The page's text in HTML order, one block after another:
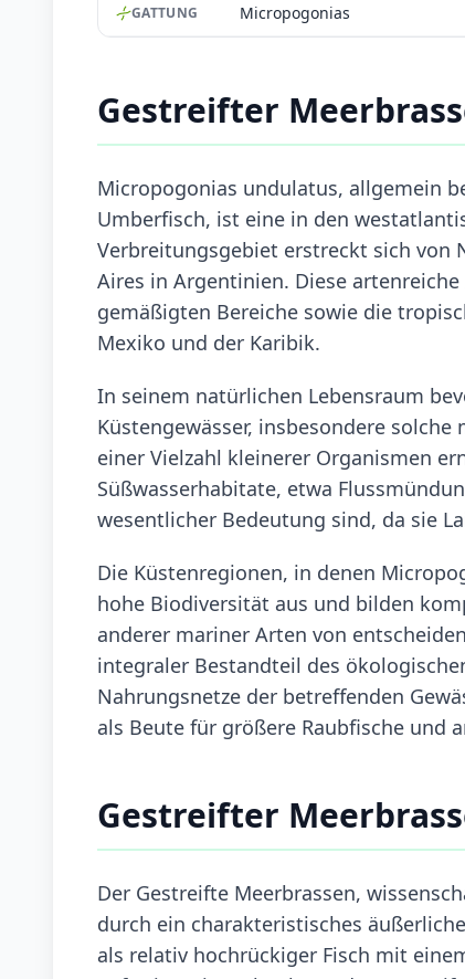
GATTUNG Micropogonias
Gestreifter
Micropogonias undulatus, allgemein
Umberfisch, ist eine in den
Verbreitungsgebiet erstreckt sich von
Aires in Argentinien. Diese
gemäßigten Bereiche sowie die
Mexiko und der Karibik.
In seinem natürlichen Lebensraum
Küstengewässer, insbesondere
einer Vielzahl kleinerer Organismen
Süßwasserhabitate, etwa
wesentlicher Bedeutung sind, da sie
Die Küstenregionen, in denen
hohe Biodiversität aus und bilden
anderer mariner Arten von
integraler Bestandteil des
Nahrungsnetze der betreffenden
als Beute für größere Raubfische und
Gestreifter
Der Gestreifte Meerbrassen,
durch ein charakteristisches
als relativ hochrückiger Fisch mit